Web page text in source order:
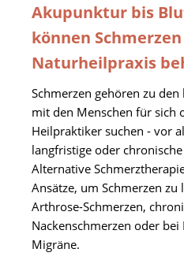
Akupunktur bis
können
Naturheilpraxis
Schmerzen gehören zu
mit den Menschen für sich
Heilpraktiker suchen - vor
langfristige oder
Alternative
Ansätze, um Schmerzen
Arthrose-Schmerzen,
Nackenschmerzen oder
Migräne.